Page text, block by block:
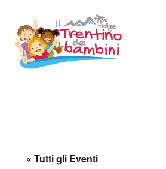
contenuto
« Tutti gli Eventi